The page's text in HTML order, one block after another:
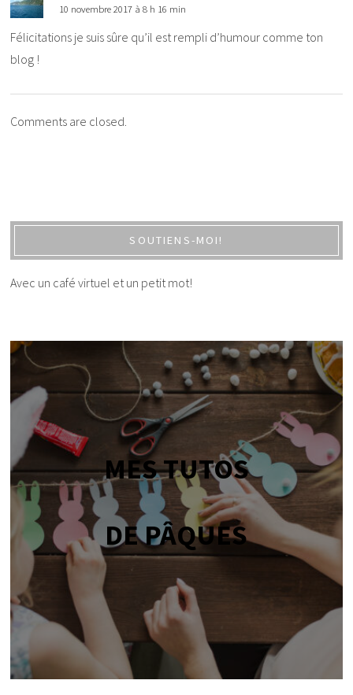
10 novembre 2017 à 8 h 16 min
Félicitations je suis sûre qu’il est rempli d’humour comme ton
blog !
Comments are closed.
SOUTIENS-MOI!
Avec un café virtuel et un petit mot!
MES TUTOS
DE PÂQUES